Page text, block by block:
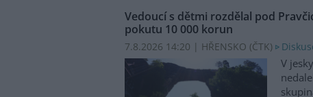
Vedoucí s dětmi rozdělal pod
pokutu 10 000 korun
7.8.2026 14:20 | HŘENSKO (ČTK)
V